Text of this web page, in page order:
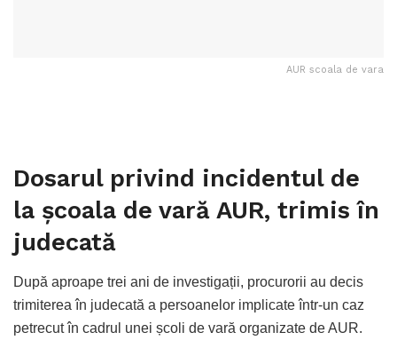
AUR scoala de vara
Dosarul privind incidentul de
la școala de vară AUR, trimis în
judecată
După aproape trei ani de investigații, procurorii au decis
trimiterea în judecată a persoanelor implicate într-un caz
petrecut în cadrul unei școli de vară organizate deAUR.